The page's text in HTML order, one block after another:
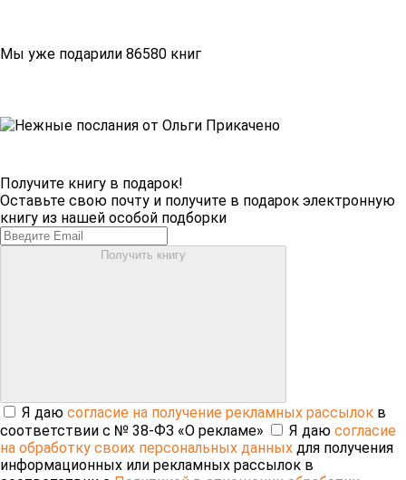
Мы уже подарили 86580 книг
Получите книгу в подарок!
Оставьте свою почту и получите в подарок электронную
книгу из нашей особой подборки
Получить книгу
Я даю согласие на получение рекламных рассылок в
соответствии с № 38-ФЗ «О рекламе»
Я даю согласие
на обработку своих персональных данных для получения
информационных или рекламных рассылок в